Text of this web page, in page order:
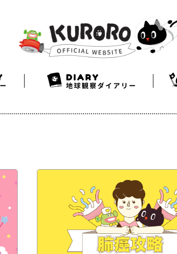
DIARY
地球観察ダイアリー